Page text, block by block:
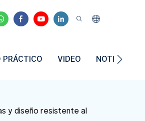
PRÁCTICO VIDEO NOTICIAS
y diseño resistente al